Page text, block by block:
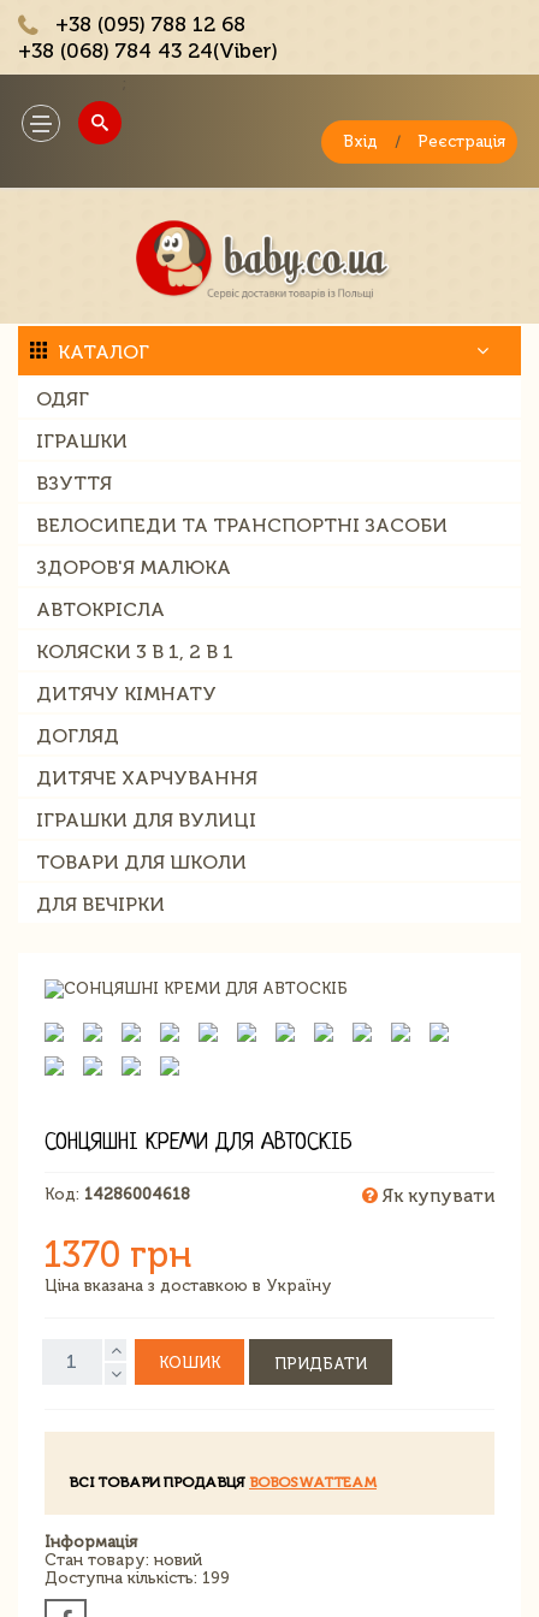
+38 (095) 788 12 68
+38 (068) 784 43 24(Viber)
Toggle
navigation
Вхід / Реєстрація
КАТАЛОГ
ОДЯГ
ІГРАШКИ
ВЗУТТЯ
ВЕЛОСИПЕДИ ТА ТРАНСПОРТНІ ЗАСОБИ
ЗДОРОВ'Я МАЛЮКА
АВТОКРІСЛА
КОЛЯСКИ 3 В 1, 2 В 1
ДИТЯЧУ КІМНАТУ
ДОГЛЯД
ДИТЯЧЕ ХАРЧУВАННЯ
ІГРАШКИ ДЛЯ ВУЛИЦІ
ТОВАРИ ДЛЯ ШКОЛИ
ДЛЯ ВЕЧІРКИ
СОНЦЯШНІ КРЕМИ ДЛЯ АВТОСКІБ
Код: 14286004618 Як купувати
1370 грн
Ціна вказана з доставкою в Україну
КОШИК ПРИДБАТИ
ВСІ ТОВАРИ ПРОДАВЦЯ BOBOSWATTEAM
Інформація
Стан товару: новий
Доступна кількість: 199